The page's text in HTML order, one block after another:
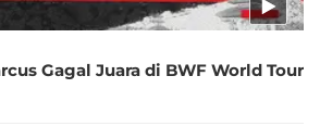
Gagal Juara di BWF World Tour